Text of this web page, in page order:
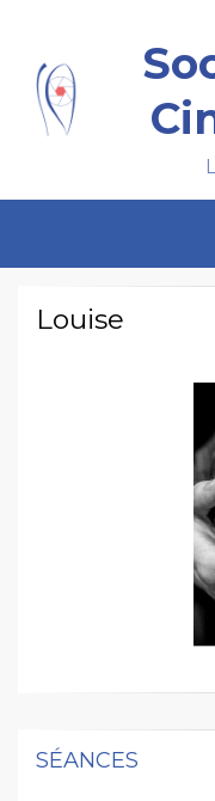
Louise
SÉANCES